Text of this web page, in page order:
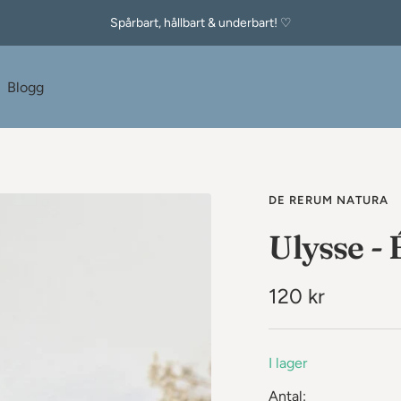
Spårbart, hållbart & underbart! ♡
Blogg
DE RERUM NATURA
Ulysse -
Rea-
pris
120 kr
I lager
Antal: